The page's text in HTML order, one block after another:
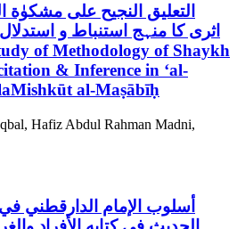
التعليق النجيح على مشكوٰة
اثری کا منہج استنباط و
of Methodology of Shaykh
& Inference in ‘al-
al-Maṣābīḥ
Hafiz Abdul Rahman Madni,
أسلوب الإمام الدارقطني